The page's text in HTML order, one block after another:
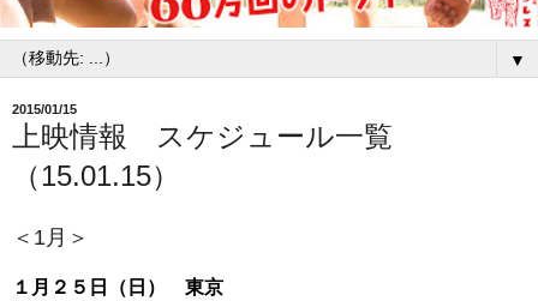
▼
2015/01/15
上映情報 スケジュール一覧
（15.01.15）
＜1月＞
１月２５日（日） 東京